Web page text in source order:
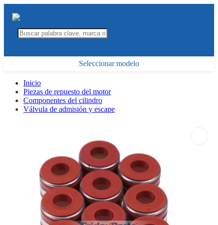
Seleccionar modelo
Inicio
Piezas de repuesto del motor
Componentes del cilindro
Válvula de admisión y escape